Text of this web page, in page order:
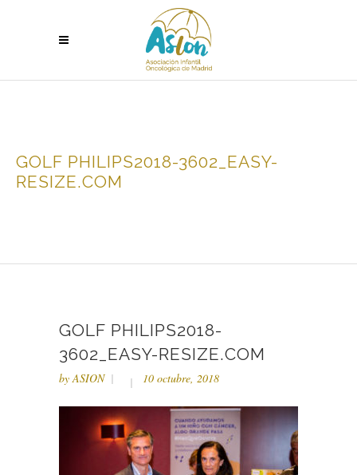
GOLF PHILIPS2018-3602_EASY-
RESIZE.COM
GOLF PHILIPS2018-
3602_EASY-RESIZE.COM
byASION 10 octubre, 2018